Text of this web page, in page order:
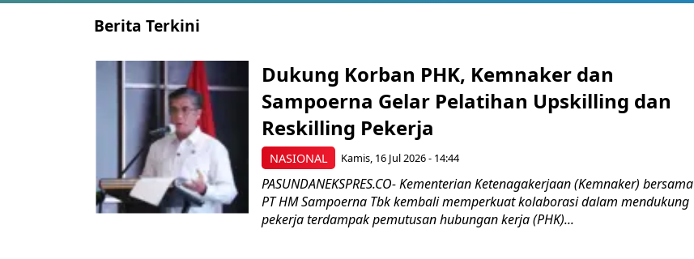
Berita Terkini
NASIONAL
Dukung Korban PHK, Kemnaker dan
Sampoerna Gelar Pelatihan Upskilling dan
Reskilling Pekerja
Kamis, 16 Jul 2026 - 14:44
PASUNDANEKSPRES.CO- Kementerian Ketenagakerjaan (Kemnaker) bersama
PT HM Sampoerna Tbk kembali memperkuat kolaborasi dalam mendukung
pekerja terdampak pemutusan hubungan kerja (PHK)...